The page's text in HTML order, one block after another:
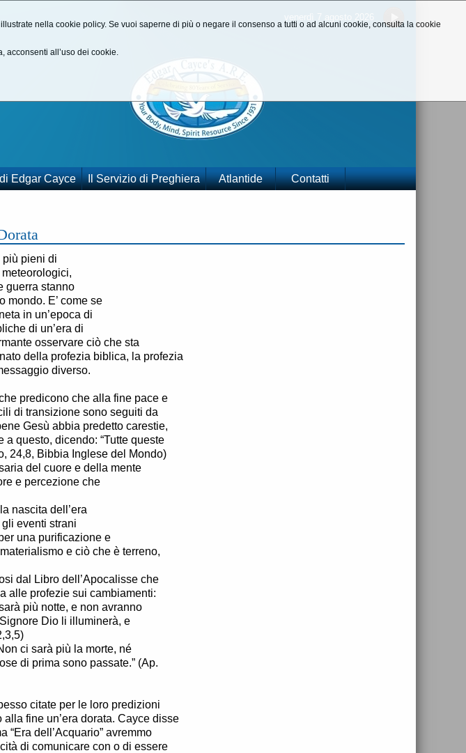
Edgar Cayce Il Servizio di Preghiera Atlantide Contatti
più pieni di
guerra stanno
mondo. E’ come se
in un’epoca di
di un’era di
osservare ciò che sta
della profezia biblica, la profezia
diverso.
predicono che alla fine pace e
di transizione sono seguiti da
Gesù abbia predetto carestie,
questo, dicendo: “Tutte queste
24,8, Bibbia Inglese del Mondo)
del cuore e della mente
e percezione che
nascita dell’era
eventi strani
una purificazione e
e ciò che è terreno,
dal Libro dell’Apocalisse che
alle profezie sui cambiamenti:
più notte, e non avranno
Dio li illuminerà, e
ci sarà più la morte, né
di prima sono passate.” (Ap.
citate per le loro predizioni
fine un’era dorata. Cayce disse
“Era dell’Acquario” avremmo
di comunicare con o di essere
nella cookie policy. Se vuoi saperne di più o negare il consenso a tutti o ad alcuni cookie, consulta la cookie
acconsenti all’uso dei cookie.